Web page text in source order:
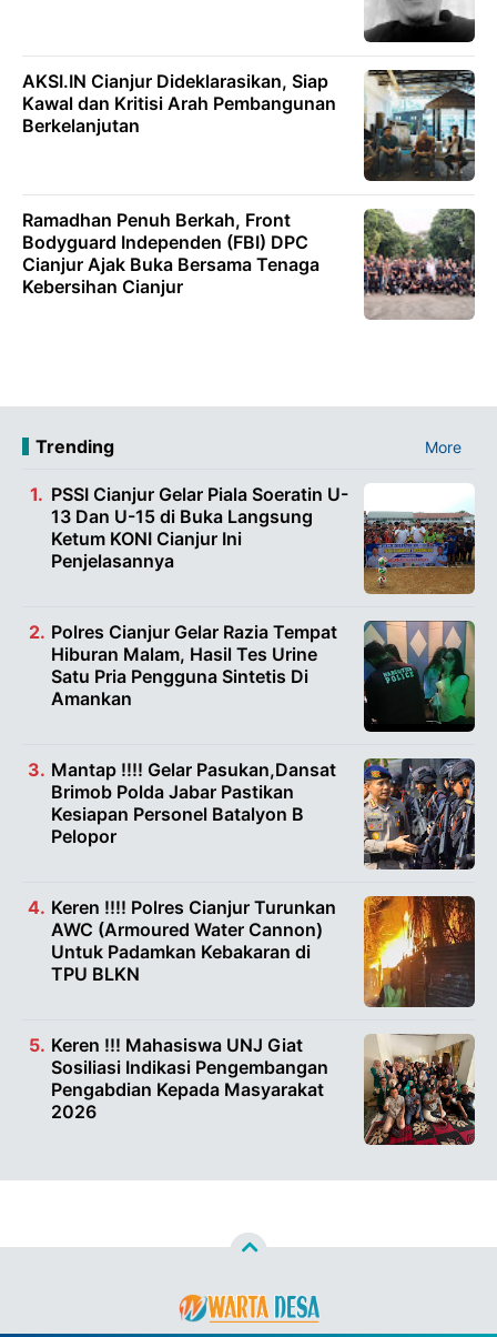
AKSI.IN Cianjur Dideklarasikan, Siap
Kawal dan Kritisi Arah Pembangunan
Berkelanjutan
Ramadhan Penuh Berkah, Front
Bodyguard Independen (FBI) DPC
Cianjur Ajak Buka Bersama Tenaga
Kebersihan Cianjur
Trending More
PSSI Cianjur Gelar Piala Soeratin U-
13 Dan U-15 di Buka Langsung
Ketum KONI Cianjur Ini
Penjelasannya
Polres Cianjur Gelar Razia Tempat
Hiburan Malam, Hasil Tes Urine
Satu Pria Pengguna Sintetis Di
Amankan
Mantap !!!! Gelar Pasukan,Dansat
Brimob Polda Jabar Pastikan
Kesiapan Personel Batalyon B
Pelopor
Keren !!!! Polres Cianjur Turunkan
AWC (Armoured Water Cannon)
Untuk Padamkan Kebakaran di
TPU BLKN
Keren !!! Mahasiswa UNJ Giat
Sosiliasi Indikasi Pengembangan
Pengabdian Kepada Masyarakat
2026